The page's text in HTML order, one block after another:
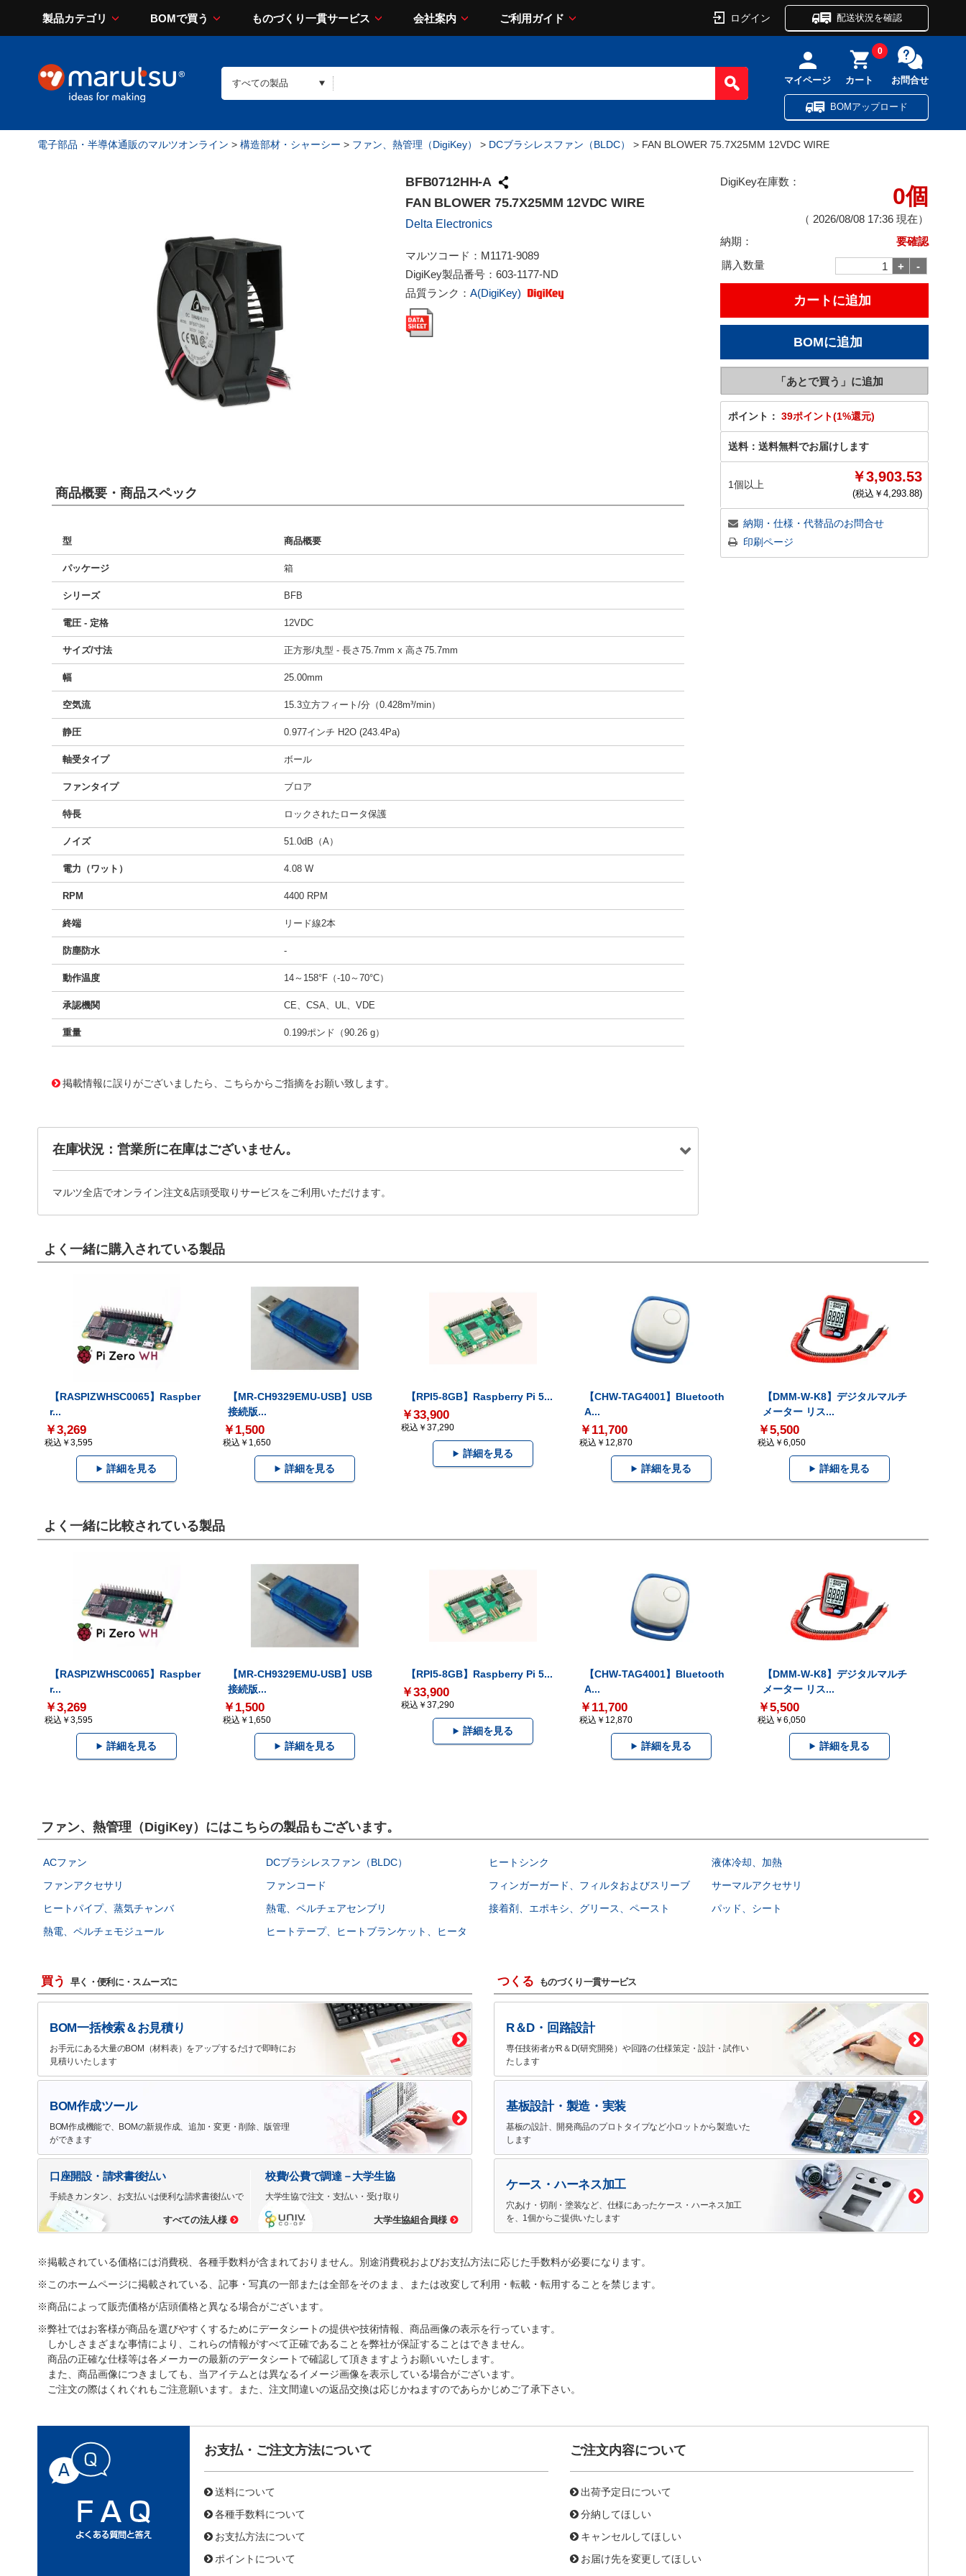
製品カテゴリ BOMで買う ものづくり一貫サービス 会社案内 ご利用ガイド ログイン 配送状況を確認
マイページ カート
0
お問合せ
BOMアップロード
電子部品・半導体通販のマルツオンライン > 構造部材・シャーシー > ファン、熱管理（DigiKey） > DCブラシレスファン（BLDC） > FAN BLOWER 75.7X25MM 12VDC WIRE
BFB0712HH-A
FAN BLOWER 75.7X25MM 12VDC WIRE
Delta Electronics
マルツコード： M1171-9089
DigiKey製品番号： 603-1177-ND
品質ランク： A(DigiKey)
DigiKey在庫数：
0個
（ 2026/08/08 17:36 現在）
納期：
要確認
購入数量
ポイント： 39ポイント(1%還元)
送料： 送料無料でお届けします
1個以上 ￥3,903.53
(税込￥ 4,293.88)
納期・仕様・代替品のお問合せ
印刷ページ
商品概要・商品スペック
型 商品概要
パッケージ 箱
シリーズ BFB
電圧 - 定格 12VDC
サイズ/寸法 正方形/丸型 - 長さ75.7mm x 高さ75.7mm
幅 25.00mm
空気流 15.3立方フィート/分（0.428m³/min）
静圧 0.977インチ H2O (243.4Pa)
軸受タイプ ボール
ファンタイプ ブロア
特長 ロックされたロータ保護
ノイズ 51.0dB（A）
電力（ワット） 4.08 W
RPM 4400 RPM
終端 リード線2本
防塵防水 -
動作温度 14～158°F（-10～70°C）
承認機関 CE、CSA、UL、VDE
重量 0.199ポンド（90.26 g）
掲載情報に誤りがございましたら、こちらからご指摘をお願い致します。
在庫状況：営業所に在庫はございません。
マルツ全店でオンライン注文&店頭受取りサービスをご利用いただけます。
よく一緒に購入されている製品
【RASPIZWHSC0065】Raspber
r...
￥3,269
税込￥3,595
詳細を見る
【MR-CH9329EMU-USB】USB
接続版...
￥1,500
税込￥1,650
詳細を見る
【RPI5-8GB】Raspberry Pi 5...
￥33,900
税込￥37,290
詳細を見る
【CHW-TAG4001】Bluetooth
A...
￥11,700
税込￥12,870
詳細を見る
【DMM-W-K8】デジタルマルチ
メーター リス...
￥5,500
税込￥6,050
詳細を見る
よく一緒に比較されている製品
【RASPIZWHSC0065】Raspber
r...
￥3,269
税込￥3,595
詳細を見る
【MR-CH9329EMU-USB】USB
接続版...
￥1,500
税込￥1,650
詳細を見る
【RPI5-8GB】Raspberry Pi 5...
￥33,900
税込￥37,290
詳細を見る
【CHW-TAG4001】Bluetooth
A...
￥11,700
税込￥12,870
詳細を見る
【DMM-W-K8】デジタルマルチ
メーター リス...
￥5,500
税込￥6,050
詳細を見る
ファン、熱管理（DigiKey）にはこちらの製品もございます。
ACファン DCブラシレスファン（BLDC） ヒートシンク
液体冷却、加熱
ファンアクセサリ
ファンコード フィンガーガード、フィルタおよびスリーブ
サーマルアクセサリ
ヒートパイプ、蒸気チャンバ
熱電、ペルチェアセンブリ 接着剤、エポキシ、グリース、ペースト
パッド、シート
熱電、ペルチェモジュール
ヒートテープ、ヒートブランケット、ヒータ
買う 早く・便利に・スムーズに
BOM一括検索＆お見積り
お手元にある大量のBOM（材料表）をアップするだけで即時にお
見積りいたします
BOM作成ツール
BOM作成機能で、BOMの新規作成、追加・変更・削除、版管理
ができます
口座開設・請求書後払い
手続きカンタン、お支払いは便利な請求書後払いで
すべての法人様
校費/公費で調達－大学生協
大学生協で注文・支払い・受け取り
大学生協組合員様
つくる ものづくり一貫サービス
R＆D・回路設計
専任技術者がR＆D(研究開発）や回路の仕様策定・設計・試作い
たします
基板設計・製造・実装
基板の設計、開発商品のプロトタイプなど小ロットから製造いた
します
ケース・ハーネス加工
穴あけ・切削・塗装など、仕様にあったケース・ハーネス加工
を、1個からご提供いたします
※掲載されている価格には消費税、各種手数料が含まれておりません。別途消費税およびお支払方法に応じた手数料が必要になります。
※このホームページに掲載されている、記事・写真の一部または全部をそのまま、または改変して利用・転載・転用することを禁じます。
※商品によって販売価格が店頭価格と異なる場合がございます。
※弊社ではお客様が商品を選びやすくするためにデータシートの提供や技術情報、商品画像の表示を行っています。
しかしさまざまな事情により、これらの情報がすべて正確であることを弊社が保証することはできません。
商品の正確な仕様等は各メーカーの最新のデータシートで確認して頂きますようお願いいたします。
また、商品画像につきましても、当アイテムとは異なるイメージ画像を表示している場合がございます。
ご注文の際はくれぐれもご注意願います。また、注文間違いの返品交換は応じかねますのであらかじめご了承下さい。
お支払・ご注文方法について
送料について
各種手数料について
お支払方法について
ポイントについて
ご注文内容について
出荷予定日について
分納してほしい
キャンセルしてほしい
お届け先を変更してほしい